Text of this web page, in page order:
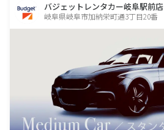
バジェットレンタカー岐阜駅前店
岐阜県岐阜市加納栄町通3丁目20番